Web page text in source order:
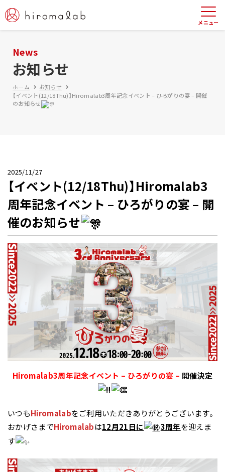
News
お知らせ
ホーム
お知らせ
【イベント(12/18Thu)】Hiromalab3周年記念イベント – ひろがりの宴 – 開催
のお知らせ
2025/11/27
【イベント(12/18Thu)】Hiromalab3
周年記念イベント – ひろがりの宴 – 開
催のお知らせ
Hiromalab3周年記念イベント – ひろがりの宴 – 開催決定
いつもHiromalabをご利用いただきありがとうございます。
おかげさまでHiromalabは12月21日に 3周年を迎えま
す